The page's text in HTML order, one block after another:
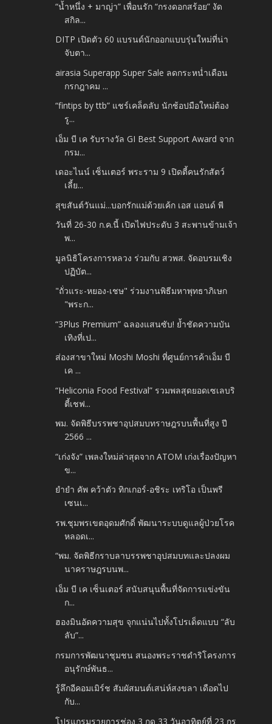
“น้ำหนึ่ง + มาญ่า” เพื่อนรัก “กรงดอกสร้อย” งัด
สกิล...
DITP เปิดตัว 60 แบรนด์นักออกแบบรุ่นใหม่ที่น่า
จับตา...
airasia Superapp Super Sale ลดกระหน่ำเดือน
กรกฎาคม ...
“fintips by ttb” แชร์เคล็ดลับ นักช้อปมือใหม่ต้อง
รู...
เอ็ม บี เค รับรางวัล GI Best Support Award จาก
กรม...
เดอะไนน์ เซ็นเตอร์ พระราม 9 เปิดตี้คนรักสัตว์
เลี้ย...
สุขสันต์วันแม่...บอกรักแม่ด้วยเค้ก เอส แอนด์ พี
วันที่ 26-30 ก.ค.นี้ เปิดไฟประดับ 3 สะพานข้ามเจ้า
พ...
มูลนิธิโครงการหลวง ร่วมกับ สวพส. จัดอบรมเชิง
ปฏิบัต...
"ถั่วแระ-หยอง-เชษ" ร่วมงานพิธีมหาพุทธาภิเษก​
"พระก...
“3Plus Premium” ฉลองแสนซับ! ย้ำชัดความบัน
เทิงที่เป...
ส่องสาขาใหม่ Moshi Moshi ที่ศูนย์การค้าเอ็ม บี
เค ...
“Heliconia Food Festival” รวมพลสุดยอดเซเลบริ
ตี้เชฟ...
พม. จัดพิธีบรรพชาอุปสมบทราษฎรบนพื้นที่สูง ปี
2566 ...
“เก่งจัง” เพลงใหม่ล่าสุดจาก ATOM เก่งเรื่องปัญหา
ข...
ยำยำ คัพ คว้าตัว ทิกเกอร์-อชิระ เทริโอ เป็นพรี
เซนเ...
รพ.ชุมพรเขตอุดมศักดิ์ พัฒนาระบบดูแลผู้ป่วยโรค
หลอดเ...
“พม. จัดพิธีกราบลาบรรพชาอุปสมบทและปลงผม
นาคราษฎรบนพ...
เอ็ม บี เค เซ็นเตอร์ สนับสนุนพื้นที่จัดการแข่งขัน
ก...
ฮองมินอัดความสุข จุกแน่นไปทั้งโปรเด็ดแบบ “ลับ
ลับ”...
กรมการพัฒนาชุมชน สนองพระราชดำริโครงการ
อนุรักษ์พันธ...
รู้ลึกอีคอมเมิร์ช สัมผัสมนต์เสน่ห์สงขลา เดือดไป
กับ...
โปรแกรมรายการช่อง 3 กด 33 วันอาทิตย์ที่ 23 กร